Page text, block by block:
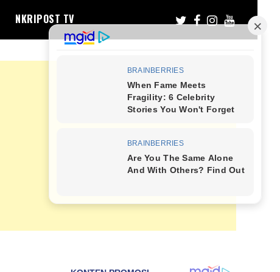
NKRIPOST TV